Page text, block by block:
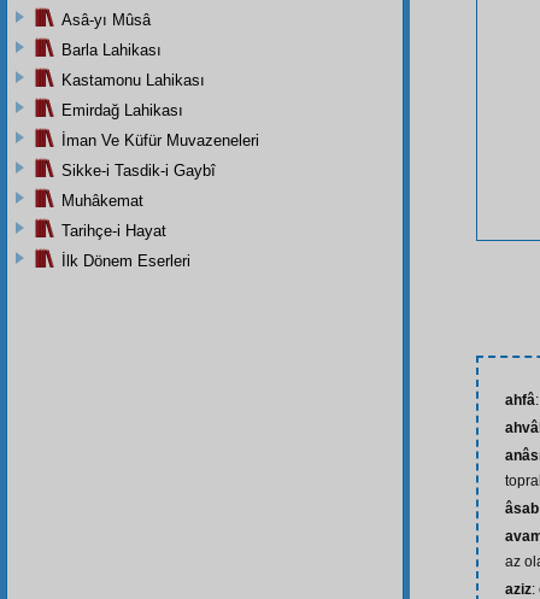
ahfâ
âsab
az
aziz:
Asâ-yı Mûsâ
Barla Lahikası
Kastamonu Lahikası
Emirdağ Lahikası
İman Ve Küfür Muvazeneleri
Sikke-i Tasdik-i Gaybî
Muhâkemat
Tarihçe-i Hayat
İlk Dönem Eserleri